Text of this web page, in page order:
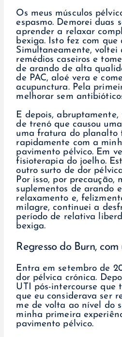
Os meus músculos
espasmo. Demorei duas
aprender a relaxar
bexiga. Isto fez com que
Simultaneamente, voltei
remédios caseiros e
de arando de alta
de PAC, aloé vera e
acupunctura. Pela
melhorar sem
E depois,
de trenó que causou
uma fratura do planalto
rapidamente com a
pavimento pélvico. Em
fisioterapia do joelho.
outro surto de dor
Por isso, por precaução,
suplementos de arando
relaxamento e,
milagre, continuei a
período de relativa
bexiga.
Regresso do Burn,
Entra em setembro de
dor pélvica crónica.
UTI pós-intercourse que
que eu considerava ser
me de volta ao nível do
minha primeira
pavimento pélvico.